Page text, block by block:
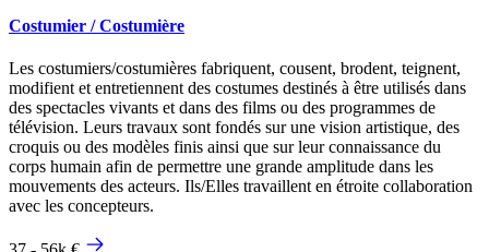
Costumier / Costumière
Les costumiers/costumières fabriquent, cousent, brodent, teignent,
modifient et entretiennent des costumes destinés à être utilisés dans
des spectacles vivants et dans des films ou des programmes de
télévision. Leurs travaux sont fondés sur une vision artistique, des
croquis ou des modèles finis ainsi que sur leur connaissance du
corps humain afin de permettre une grande amplitude dans les
mouvements des acteurs. Ils/Elles travaillent en étroite collaboration
avec les concepteurs.